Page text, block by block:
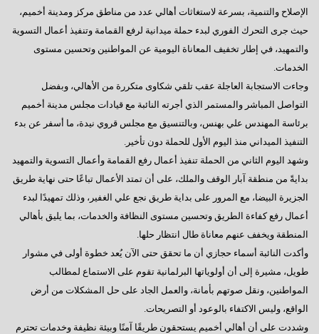
الإصلاح والتنمية، بسرعة لاستغاثات أهالي عدد من مناطق مركز ومدينة أخميم،
حيث جرى التحرك الفوري لبدء حملة ميدانية لرفع القمامة وتنفيذ أعمال التسوية
والتمهيد، في إطار تخفيف المعاناة اليومية عن المواطنين وتحسين مستوى
الخدمات.
وجاءت الاستجابة العاجلة عقب تلقي شكاوى متكررة من الأهالي، وبفضل
التواصل المباشر والمستمر الذي أجرته النائبة مع قيادات مجلس مدينة أخميم
برئاسة المهندس علي بهنس، وبالتنسيق مع مجلس قروي نيدة، ما أسفر عن بدء
التنفيذ الميداني منذ اليوم الأول للحملة دون تأخير.
وشهد اليوم الثاني من الحملة تنفيذ أعمال رفع القمامة وأعمال التسوية والتمهيد
بدايةً من منطقة آبار الوقف والملك، على أن تمتد الأعمال تباعًا حتى نهاية طريق
الجزيرة البيضا، مع المرور على بداية طريق نجع علي الغفير، وذلك تمهيدًا لبدء
أعمال رفع كفاءة الطريق وتحسين مستوى النظافة والخدمات، بما يليق بأهالي
المنطقة ويخفف عنهم معاناة طال انتظار حلها.
وأكدت النائبة أسماء حجازي أن ما تحقق حتى الآن يُعد خطوة أولى في مشوار
طويل، مشيرة إلى أن أولوياتها البرلمانية تقوم على الاستماع لمطالب
المواطنين، ونقل صوتهم بأمانة، والعمل الجاد على حل المشكلات من أرض
الواقع، وليس الاكتفاء بالوعود أو التصريحات.
وشددت على أن أهالي أخميم يستحقون طريقًا آمنًا وبيئة نظيفة وخدمات تحترم